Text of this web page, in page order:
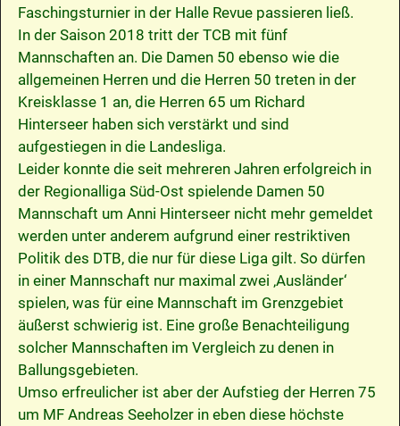
Faschingsturnier in der Halle Revue passieren ließ.
In der Saison 2018 tritt der TCB mit fünf
Mannschaften an. Die Damen 50 ebenso wie die
allgemeinen Herren und die Herren 50 treten in der
Kreisklasse 1 an, die Herren 65 um Richard
Hinterseer haben sich verstärkt und sind
aufgestiegen in die Landesliga.
Leider konnte die seit mehreren Jahren erfolgreich in
der Regionalliga Süd-Ost spielende Damen 50
Mannschaft um Anni Hinterseer nicht mehr gemeldet
werden unter anderem aufgrund einer restriktiven
Politik des DTB, die nur für diese Liga gilt. So dürfen
in einer Mannschaft nur maximal zwei ‚Ausländer‘
spielen, was für eine Mannschaft im Grenzgebiet
äußerst schwierig ist. Eine große Benachteiligung
solcher Mannschaften im Vergleich zu denen in
Ballungsgebieten.
Umso erfreulicher ist aber der Aufstieg der Herren 75
um MF Andreas Seeholzer in eben diese höchste